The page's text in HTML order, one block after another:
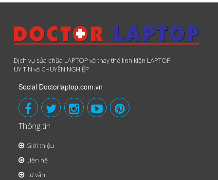
Dịch vụ sửa chữa LAPTOP và thay thế linh kiện LAPTOP
UY TÍN và CHUYÊN NGHIỆP
Social Doctorlaptop.com.vn
Thông tin
Giới thiệu
Liên hệ
Tư vấn